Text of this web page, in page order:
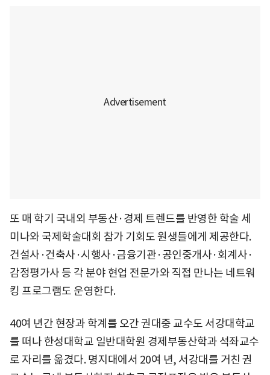
또 매 학기 국내외 부동산·경제 트렌드를 반영한 학술 세
미나와 국제학술대회 참가 기회도 원생들에게 제공한다.
건설사·건축사·시행사·금융기관·공인중개사·회계사·
감정평가사 등 각 분야 현업 전문가와 직접 만나는 네트워
킹 프로그램도 운영한다.
40여 년간 현장과 학계를 오간 권대중 교수도 서강대학교
를 떠나 한성대학교 일반대학원 경제부동산학과 석좌교수
로 자리를 옮겼다. 명지대에서 20여 년, 서강대를 거친 권